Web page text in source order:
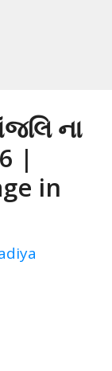
ના
|
in